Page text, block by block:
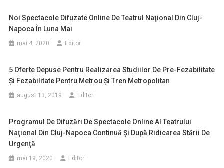
Noi Spectacole Difuzate Online De Teatrul Naţional Din Cluj-
Napoca În Luna Mai
mai 4, 2020 Editor
5 Oferte Depuse Pentru Realizarea Studiilor De Pre-Fezabilitate
Și Fezabilitate Pentru Metrou Și Tren Metropolitan
august 13, 2019 Editor
Programul De Difuzări De Spectacole Online Al Teatrului
Naţional Din Cluj-Napoca Continuă Şi După Ridicarea Stării De
Urgenţă
mai 19, 2020 Editor